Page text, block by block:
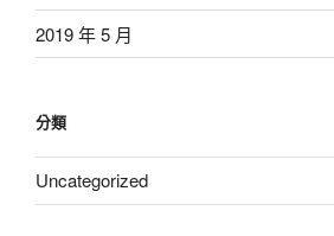
2019 年 5 月
分類
Uncategorized